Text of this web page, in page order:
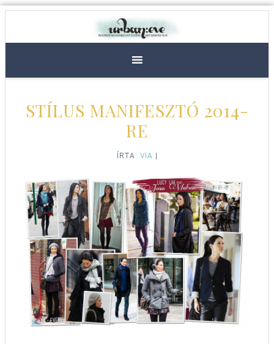
STÍLUS MANIFESZTÓ 2014-
RE
ÍRTA: VIA